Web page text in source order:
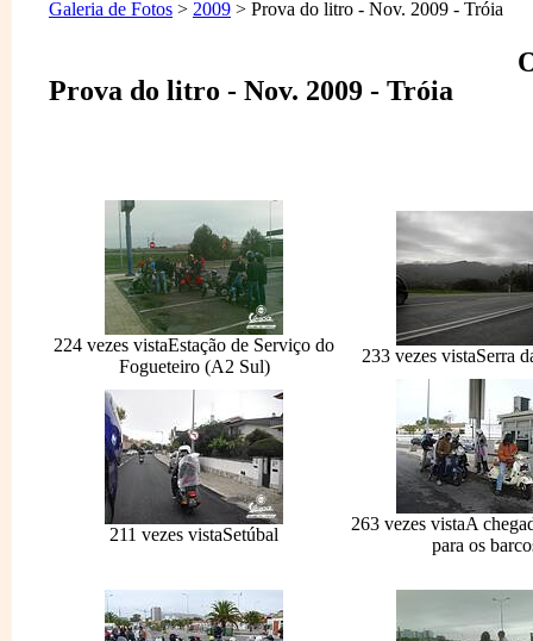
Galeria de Fotos > 2009 > Prova do litro - Nov. 2009 - Tróia
Prova do litro - Nov. 2009 - Tróia
224 vezes vistaEstação de Serviço do
Fogueteiro (A2 Sul)
233 vezes vistaSerra
211 vezes vistaSetúbal
263 vezes vistaA
para os